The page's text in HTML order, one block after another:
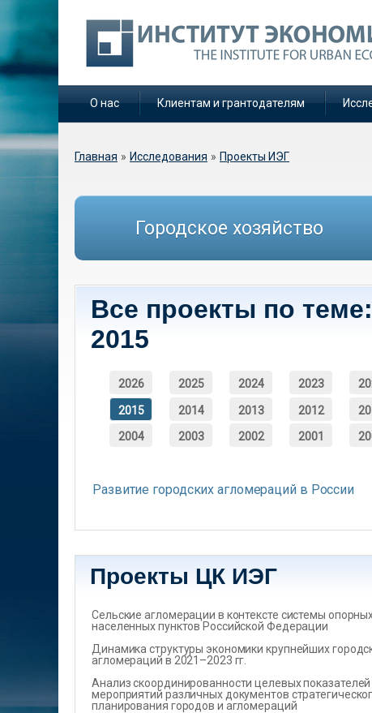
О нас Клиентам и грантодателям
Вы здесь
Главная » Исследования » Проекты ИЭГ
Городское хозяйство
Все проекты по
2015
2026 2025 2024 2023
2015 2014 2013 2012
2004 2003 2002 2001
Развитие городских агломераций в России
Проекты ЦК ИЭГ
Сельские агломерации в контексте системы
населенных пунктов Российской Федерации
Динамика структуры экономики крупнейших
агломераций в 2021–2023 гг.
Анализ скоординированности целевых показателей
мероприятий различных документов
планирования городов и агломераций